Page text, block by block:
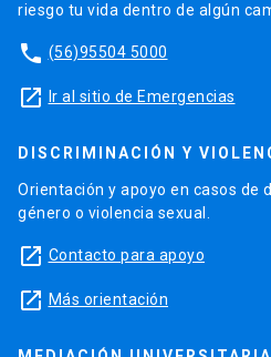
riesgo tu vida dentro de algún
phone (56)95504 5000
launch Ir al sitio de Emergencias
DISCRIMINACIÓN Y
Orientación y apoyo en casos de
género o violencia sexual.
launch Contacto para apoyo
launch Más orientación